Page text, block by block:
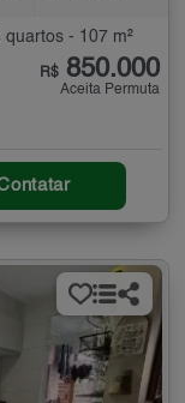
- 107 m²
R$ 850.000
Aceita Permuta